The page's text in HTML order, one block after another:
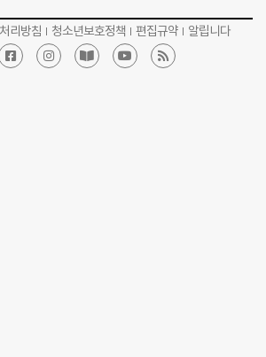
리방침 청소년보호정책 편집규약 알립니다